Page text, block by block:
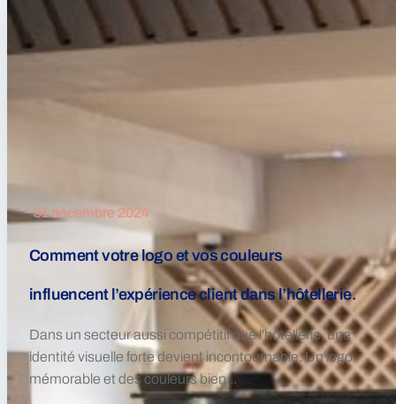
31 décembre 2024
Comment votre logo et vos couleurs
influencent l’expérience client dans l’hôtellerie.
Dans un secteur aussi compétitif que l'hôtellerie, une
identité visuelle forte devient incontournable. Un logo
mémorable et des couleurs bien...